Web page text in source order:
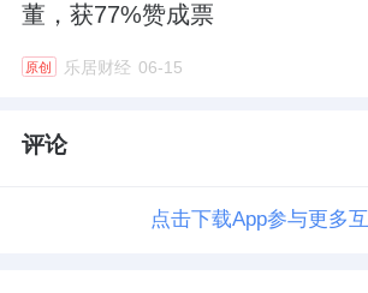
董，获77%赞成票
原创 乐居财经 06-15
评论
点击下载App参与更多